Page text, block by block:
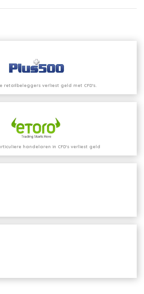
retailbeleggers verliest geld met CFD’s.
handelaren in CFD's verliest geld